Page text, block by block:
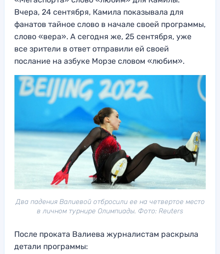
Вчера, 24 сентября, Камила показывала для
фанатов тайное слово в начале своей программы,
слово «вера». А сегодня же, 25 сентября, уже
все зрители в ответ отправили ей своей
послание на азбуке Морзе словом «любим».
Два падения Валиевой отбросили ее на четвертое место
в личном турнире Олимпиады. Фото: Reuters
После проката Валиева журналистам раскрыла
детали программы: